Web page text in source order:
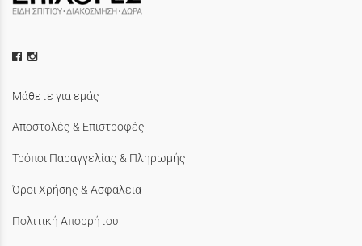
Μάθετε για εμάς
Αποστολές & Επιστροφές
Τρόποι Παραγγελίας & Πληρωμής
Όροι Χρήσης & Ασφάλεια
Πολιτική Απορρήτου